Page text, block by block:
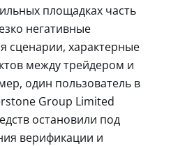
площадках часть
негативные
сценарии, характерные
между трейдером и
один пользователь в
Group Limited
остановили под
верификации и